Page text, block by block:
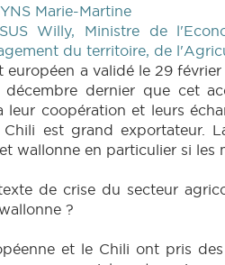
Marie-Martine
Willy, Ministre de
du territoire, de
européen a validé le 29
dernier que cet
leur coopération et leurs
est grand exportateur.
wallonne en particulier si les
de crise du secteur
?
et le Chili ont pris